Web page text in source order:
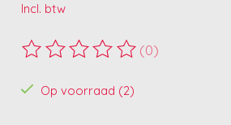
Incl. btw
De beoordeling van dit product
(0)
Op voorraad (2)